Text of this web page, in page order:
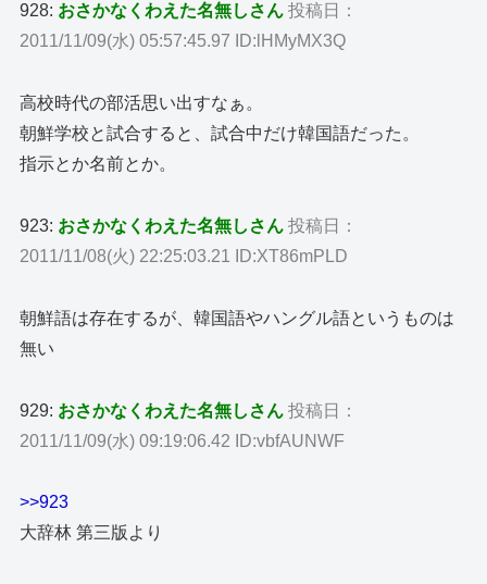
928: おさかなくわえた名無しさん 投稿日：
2011/11/09(水) 05:57:45.97 ID:lHMyMX3Q
高校時代の部活思い出すなぁ。
朝鮮学校と試合すると、試合中だけ韓国語だった。
指示とか名前とか。
923: おさかなくわえた名無しさん 投稿日：
2011/11/08(火) 22:25:03.21 ID:XT86mPLD
朝鮮語は存在するが、韓国語やハングル語というものは
無い
929: おさかなくわえた名無しさん 投稿日：
2011/11/09(水) 09:19:06.42 ID:vbfAUNWF
>>923
大辞林 第三版より